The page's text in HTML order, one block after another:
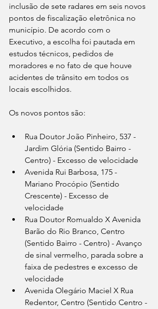
inclusão de sete radares em seis novos
pontos de fiscalização eletrônica no
município. De acordo com o
Executivo, a escolha foi pautada em
estudos técnicos, pedidos de
moradores e no fato de que houve
acidentes de trânsito em todos os
locais escolhidos.
Os novos pontos são:
Rua Doutor João Pinheiro, 537 -
Jardim Glória (Sentido Bairro -
Centro) - Excesso de velocidade
Avenida Rui Barbosa, 175 -
Mariano Procópio (Sentido
Crescente) - Excesso de
velocidade
Rua Doutor Romualdo X Avenida
Barão do Rio Branco, Centro
(Sentido Bairro - Centro) - Avanço
de sinal vermelho, parada sobre a
faixa de pedestres e excesso de
velocidade
Avenida Olegário Maciel X Rua
Redentor, Centro (Sentido Centro -